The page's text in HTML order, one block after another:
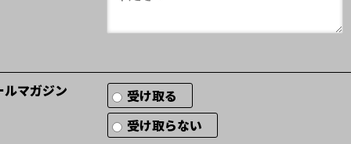
ルマガジン
受け取る
受け取らない